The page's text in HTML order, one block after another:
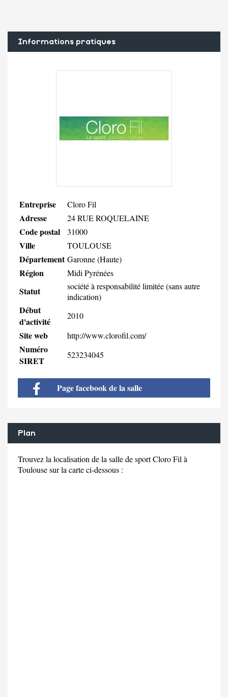
Informations pratiques
Entreprise Cloro Fil
Adresse 24 RUE ROQUELAINE
Code postal 31000
Ville TOULOUSE
Département Garonne (Haute)
Région Midi Pyrénées
Statut
société à responsabilité limitée (sans autre
indication)
Début
d'activité
2010
Site web http://www.clorofil.com/
Numéro
SIRET
523234045
Page facebook de la salle
Plan
Trouvez la localisation de la salle de sport Cloro Fil à
Toulouse sur la carte ci-dessous :